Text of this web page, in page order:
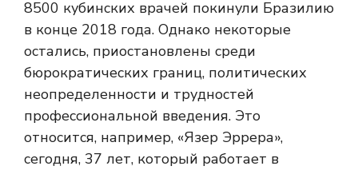
8500 кубинских врачей покинули Бразилию
в конце 2018 года. Однако некоторые
остались, приостановлены среди
бюрократических границ, политических
неопределенности и трудностей
профессиональной введения. Это
относится, например, «Язер Эррера»,
сегодня, 37 лет, который работает в